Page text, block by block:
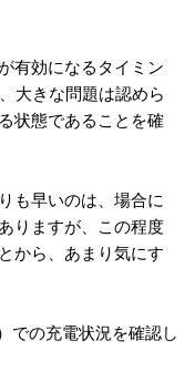
有効になるタイミン
大きな問題は認めら
状態であることを確
も早いのは、場合に
りますが、この程度
から、あまり気にす
での充電状況を確認し